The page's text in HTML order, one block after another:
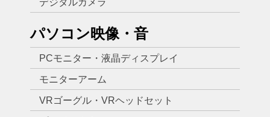
パソコン映像・音
PCモニター・液晶ディスプレイ
モニターアーム
VRゴーグル・VRヘッドセット